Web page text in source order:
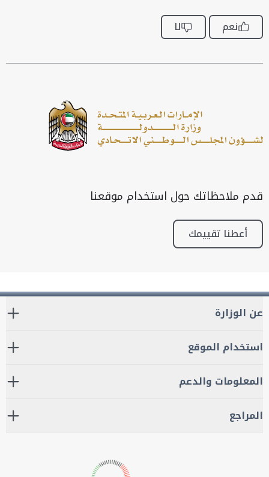
نعم لا
قدم ملاحظاتك حول استخدام موقعنا
أعطنا تقييمك
عن الوزارة
استخدام الموقع
المعلومات والدعم
المراجع